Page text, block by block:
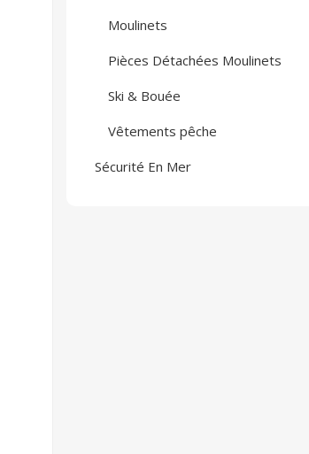
Moulinets
Pièces Détachées Moulinets
Ski & Bouée
Vêtements pêche
Sécurité En Mer